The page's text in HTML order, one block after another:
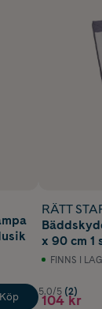
Köp
RÄTT
x 90 cm 1
FINNS I
5.0/5 (2)
104 kr